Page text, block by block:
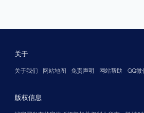
关于
关于我们 网站地图 免责声明 网站帮助 QQ微
版权信息